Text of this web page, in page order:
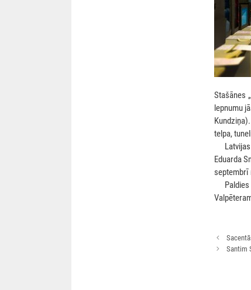
Stašānes
lepnumu
telpa,
Eduarda
septembrī
Rakstu
navigācija
Santim